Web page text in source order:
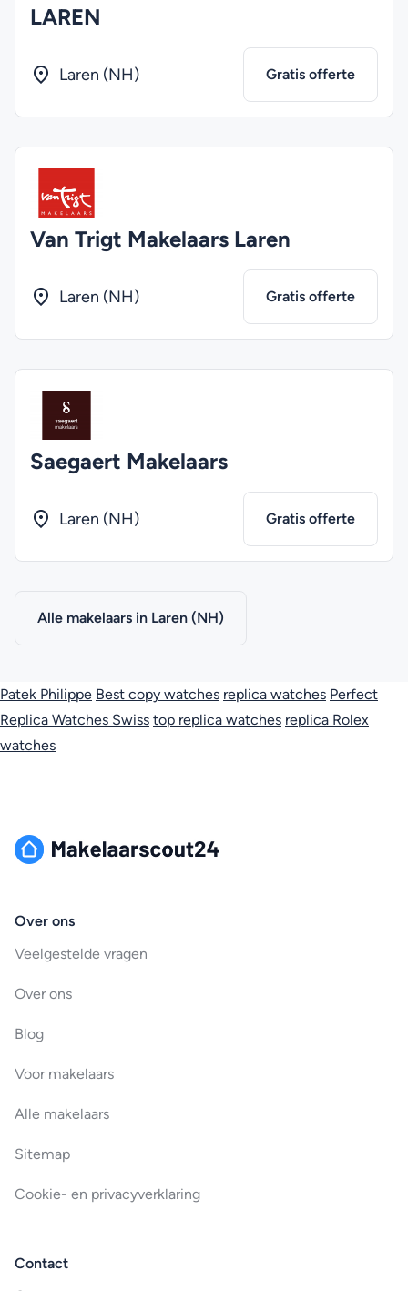
LAREN
Laren (NH) Gratis offerte
Van Trigt Makelaars Laren
Laren (NH) Gratis offerte
Saegaert Makelaars
Laren (NH) Gratis offerte
Alle makelaars in Laren (NH)
Patek Philippe Best copy watches replica watches Perfect
Replica Watches Swiss top replica watches replica Rolex
watches
Over ons
Veelgestelde vragen
Over ons
Blog
Voor makelaars
Alle makelaars
Sitemap
Cookie- en privacyverklaring
Contact